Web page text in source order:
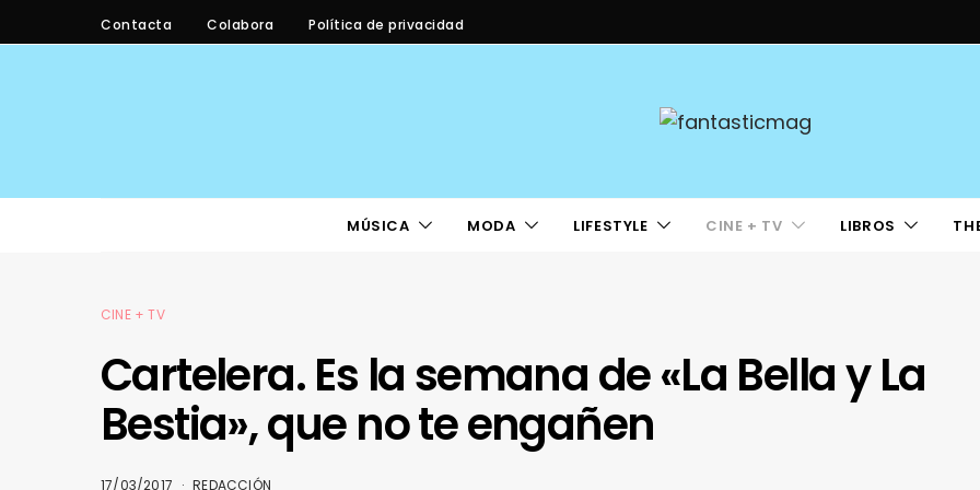
Contacta Colabora Política de privacidad
MÚSICA MODA LIFESTYLE CINE + TV LIBROS
CINE + TV
Cartelera. Es la semana de «La Bella y La
Bestia», que no te engañen
17/03/2017 REDACCIÓN